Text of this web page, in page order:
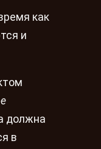
как
и
должна
в